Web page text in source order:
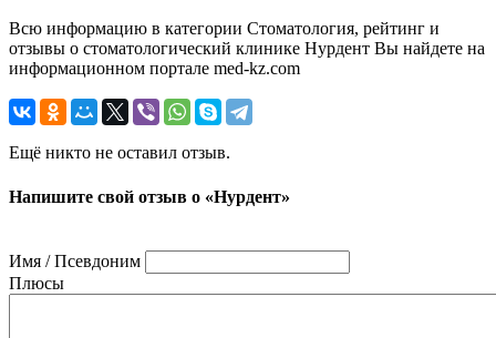
Всю информацию в категории Стоматология, рейтинг и
отзывы о стоматологический клинике Нурдент Вы найдете на
информационном портале med-kz.com
Ещё никто не оставил отзыв.
Напишите свой отзыв о «Нурдент»
Имя / Псевдоним
Плюсы